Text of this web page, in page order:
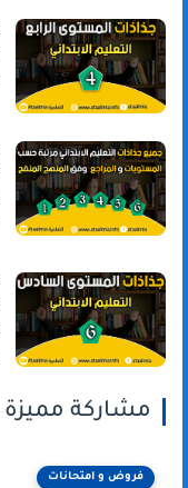
مشاركة مميزة
فروض و امتحانات